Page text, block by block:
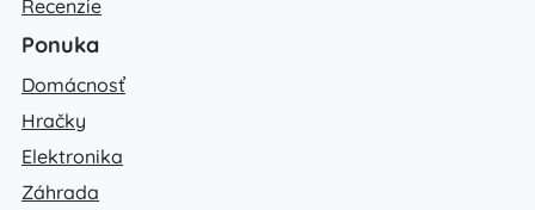
Recenzie
Ponuka
Domácnosť
Hračky
Elektronika
Záhrada